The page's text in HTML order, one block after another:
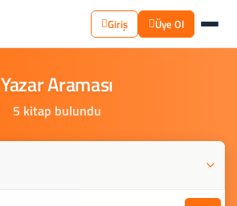
Giriş Üye Ol
YazarAraması
5 kitap bulundu